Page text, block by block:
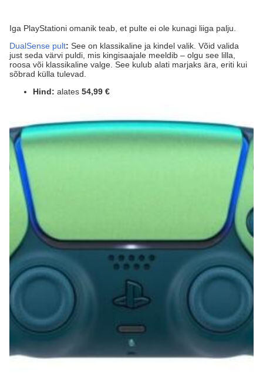
Iga PlayStationi omanik teab, et pulte ei ole kunagi liiga palju.
DualSense pult: See on klassikaline ja kindel valik. Võid valida
just seda värvi puldi, mis kingisaajale meeldib – olgu see lilla,
roosa või klassikaline valge. See kulub alati marjaks ära, eriti kui
sõbrad külla tulevad.
Hind: alates 54,99 €